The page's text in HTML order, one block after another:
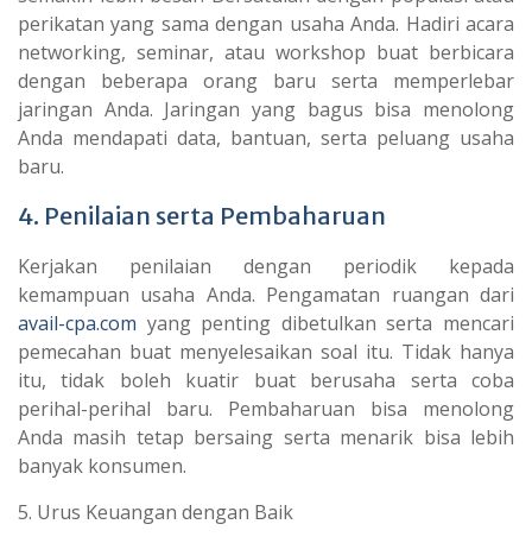
perikatan yang sama dengan usaha Anda. Hadiri acara
networking, seminar, atau workshop buat berbicara
dengan beberapa orang baru serta memperlebar
jaringan Anda. Jaringan yang bagus bisa menolong
Anda mendapati data, bantuan, serta peluang usaha
baru.
4. Penilaian serta Pembaharuan
Kerjakan penilaian dengan periodik kepada
kemampuan usaha Anda. Pengamatan ruangan dari
avail-cpa.com yang penting dibetulkan serta mencari
pemecahan buat menyelesaikan soal itu. Tidak hanya
itu, tidak boleh kuatir buat berusaha serta coba
perihal-perihal baru. Pembaharuan bisa menolong
Anda masih tetap bersaing serta menarik bisa lebih
banyak konsumen.
5. Urus Keuangan dengan Baik